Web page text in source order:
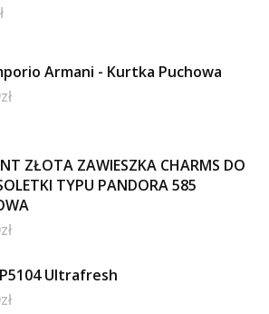
Armani - Kurtka Puchowa
zł
ZŁOTA ZAWIESZKA CHARMS DO
TYPU PANDORA 585
zł
Ultrafresh
zł